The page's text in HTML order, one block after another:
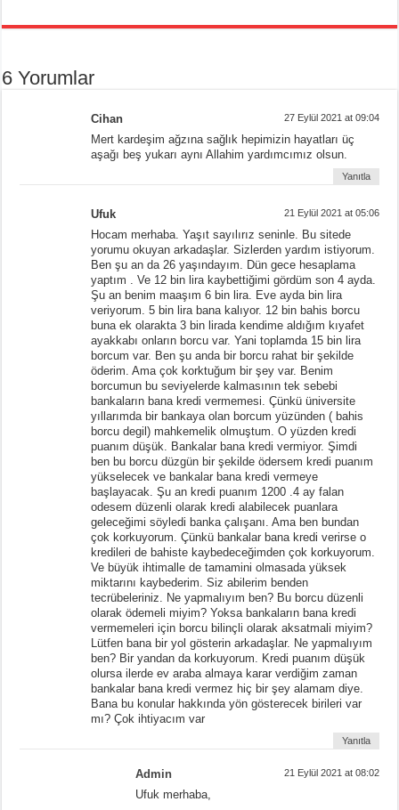
6 Yorumlar
Cihan 27 Eylül 2021 at 09:04
Mert kardeşim ağzına sağlık hepimizin hayatları üç
aşağı beş yukarı aynı Allahim yardımcımız olsun.
Yanıtla
Ufuk 21 Eylül 2021 at 05:06
Hocam merhaba. Yaşıt sayılırız seninle. Bu sitede
yorumu okuyan arkadaşlar. Sizlerden yardım istiyorum.
Ben şu an da 26 yaşındayım. Dün gece hesaplama
yaptım . Ve 12 bin lira kaybettiğimi gördüm son 4 ayda.
Şu an benim maaşım 6 bin lira. Eve ayda bin lira
veriyorum. 5 bin lira bana kalıyor. 12 bin bahis borcu
buna ek olarakta 3 bin lirada kendime aldığım kıyafet
ayakkabı onların borcu var. Yani toplamda 15 bin lira
borcum var. Ben şu anda bir borcu rahat bir şekilde
öderim. Ama çok korktuğum bir şey var. Benim
borcumun bu seviyelerde kalmasının tek sebebi
bankaların bana kredi vermemesi. Çünkü üniversite
yıllarımda bir bankaya olan borcum yüzünden ( bahis
borcu degil) mahkemelik olmuştum. O yüzden kredi
puanım düşük. Bankalar bana kredi vermiyor. Şimdi
ben bu borcu düzgün bir şekilde ödersem kredi puanım
yükselecek ve bankalar bana kredi vermeye
başlayacak. Şu an kredi puanım 1200 .4 ay falan
odesem düzenli olarak kredi alabilecek puanlara
geleceğimi söyledi banka çalışanı. Ama ben bundan
çok korkuyorum. Çünkü bankalar bana kredi verirse o
kredileri de bahiste kaybedeceğimden çok korkuyorum.
Ve büyük ihtimalle de tamamini olmasada yüksek
miktarını kaybederim. Siz abilerim benden
tecrübeleriniz. Ne yapmalıyım ben? Bu borcu düzenli
olarak ödemeli miyim? Yoksa bankaların bana kredi
vermemeleri için borcu bilinçli olarak aksatmali miyim?
Lütfen bana bir yol gösterin arkadaşlar. Ne yapmalıyım
ben? Bir yandan da korkuyorum. Kredi puanım düşük
olursa ilerde ev araba almaya karar verdiğim zaman
bankalar bana kredi vermez hiç bir şey alamam diye.
Bana bu konular hakkında yön gösterecek birileri var
mı? Çok ihtiyacım var
Yanıtla
Admin 21 Eylül 2021 at 08:02
Ufuk merhaba,